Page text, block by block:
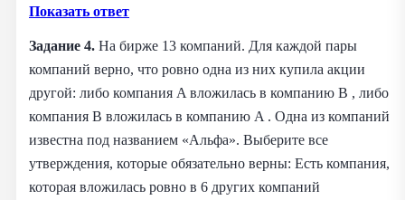
Показать ответ
Задание 4. На бирже 13 компаний. Для каждой пары
компаний верно, что ровно одна из них купила акции
другой: либо компания A вложилась в компанию B , либо
компания B вложилась в компанию A . Одна из компаний
известна под названием «Альфа». Выберите все
утверждения, которые обязательно верны: Есть компания,
которая вложилась ровно в 6 других компаний